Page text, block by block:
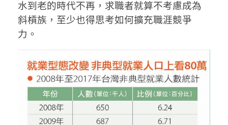
水到老的時代不再，求職者就算不考慮成為
斜槓族，至少也得思考如何擴充職涯競爭
力。